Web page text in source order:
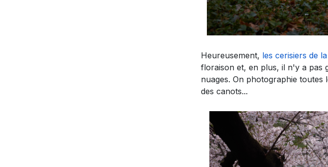
Heureusement, les cerisiers de
floraison et, en plus, il n'y a pas
nuages. On photographie
des canots...